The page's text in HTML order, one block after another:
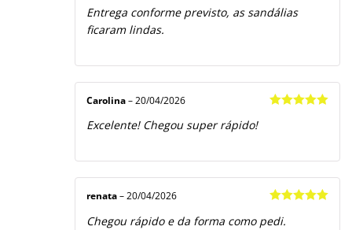
de 5
Entrega conforme previsto, as sandálias
ficaram lindas.
Carolina – 20/04/2026
Excelente! Chegou super rápido!
de 5
renata – 20/04/2026
Chegou rápido e da forma como pedi.